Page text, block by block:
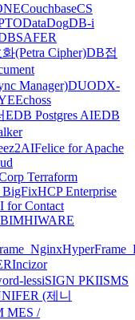
CouchbaseCS
DataDogDB-i
(Petra Cipher)DB접
Manager)DUODX-
Echoss
EDB Postgres AIEDB
ez2AIFelice for Apache
Terraform
HCP Enterprise
Contact
HIWARE
Incizor
lessiSIGN PKIISMS
(제니
MES /